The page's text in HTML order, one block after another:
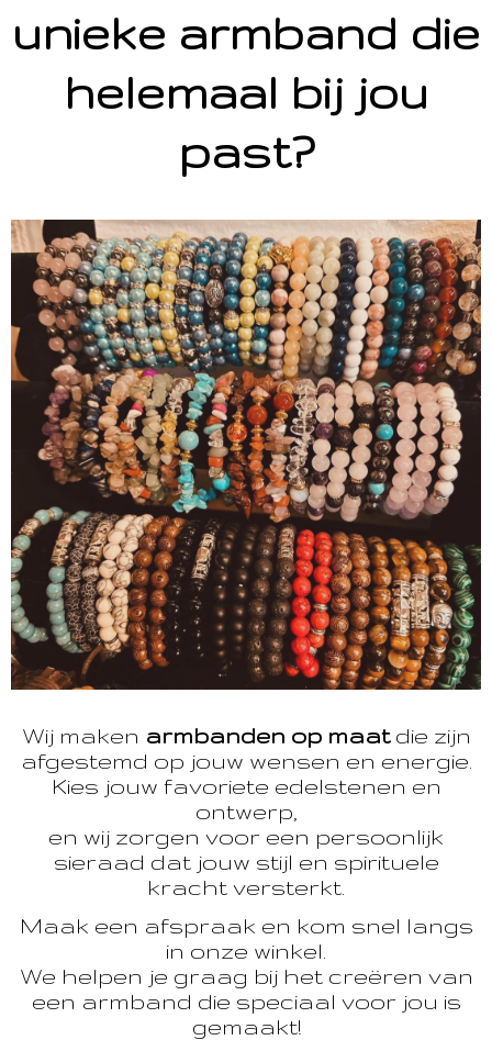
unieke armband die
helemaal bij jou
past?
Wij maken armbanden op maatdie zijn
afgestemd op jouw wensen en energie.
Kies jouw favoriete edelstenen en
ontwerp,
en wij zorgen voor een persoonlijk
sieraad dat jouw stijl en spirituele
kracht versterkt.
Maak een afspraak en kom snel langs
in onze winkel.
We helpen je graag bij het creëren van
een armband die speciaal voor jou is
gemaakt!